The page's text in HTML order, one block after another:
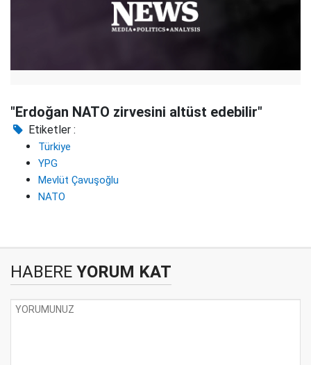
"Erdoğan NATO zirvesini altüst edebilir"
Etiketler :
Türkiye
YPG
Mevlüt Çavuşoğlu
NATO
HABERE YORUM KAT